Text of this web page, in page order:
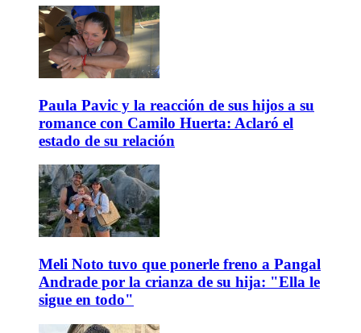
Paula Pavic y la reacción de sus hijos a su
romance con Camilo Huerta: Aclaró el
estado de su relación
Meli Noto tuvo que ponerle freno a Pangal
Andrade por la crianza de su hija: "Ella le
sigue en todo"